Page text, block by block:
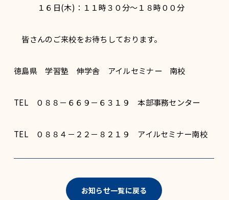
１６日(木)：１１時３０分～１８時００分
皆さんのご来校をお待ちしております。
徳島県 学習塾 伸学舎 アイルセミナー 南校
TEL ０８８－６６９－６３１９ 本部事務センター
TEL ０８８４－２２－８２１９ アイルセミナー南校
お知らせ一覧に戻る